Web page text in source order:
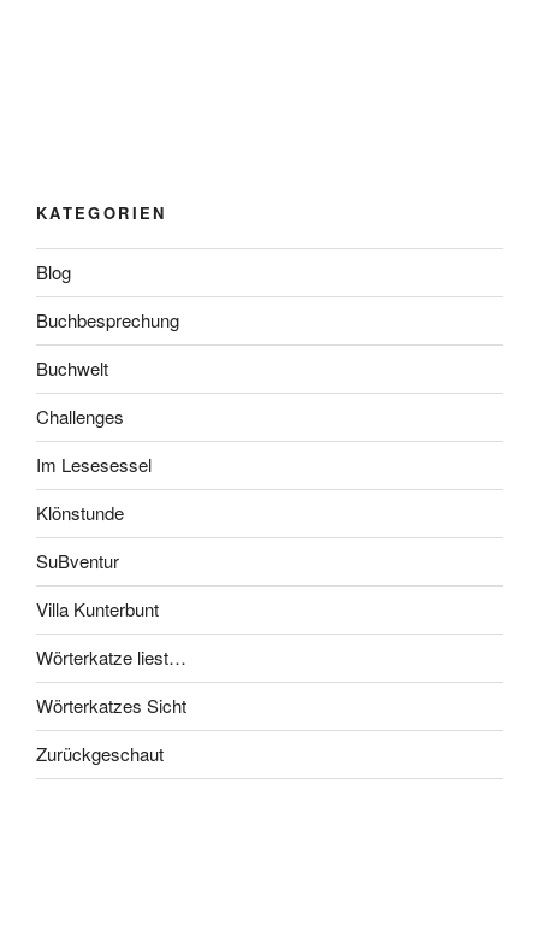
KATEGORIEN
Blog
Buchbesprechung
Buchwelt
Challenges
Im Lesesessel
Klönstunde
SuBventur
Villa Kunterbunt
Wörterkatze liest…
Wörterkatzes Sicht
Zurückgeschaut